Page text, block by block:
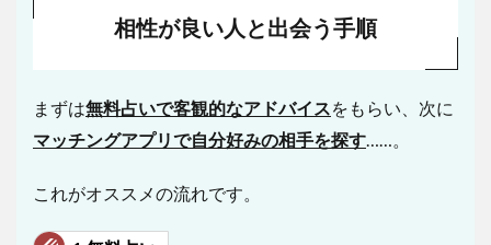
相性が良い人と出会う手順
まずは無料占いで客観的なアドバイス をもらい、次に
マッチングアプリで自分好みの相手を探す
これがオススメの流れです。